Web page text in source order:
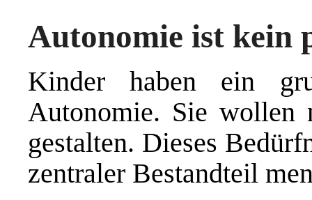
Autonomie ist kein
Kinder haben ein
Autonomie. Sie wollen
gestalten. Dieses
zentraler Bestandteil